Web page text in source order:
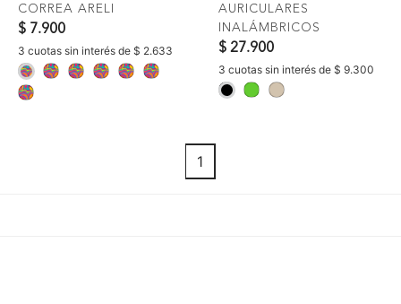
CORREA ARELI
$ 7.900
3 cuotas sin interés de $ 2.633
selected
AURICULARES
INALÁMBRICOS
CANDELA
$ 27.900
3 cuotas sin interés de $ 9.300
selected
1